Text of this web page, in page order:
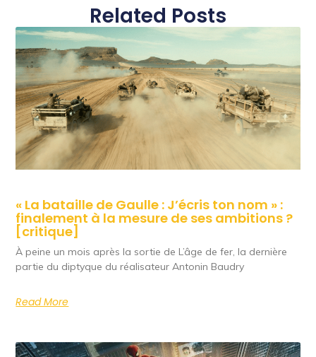
Related Posts
« La bataille de Gaulle : J’écris ton nom » :
finalement à la mesure de ses ambitions ?
[critique]
À peine un mois après la sortie de L’âge de fer, la dernière
partie du diptyque du réalisateur Antonin Baudry
Read More